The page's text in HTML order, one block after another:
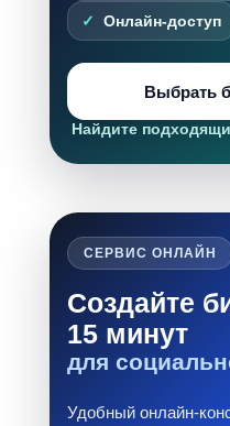
Онлайн-доступ
Выбрать
Найдите
СЕРВИС ОНЛАЙН
Создайте
15 минут
для
Удобный онлайн-